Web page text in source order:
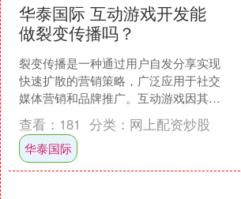
华泰国际 互动游戏开发能
做裂变传播吗？
裂变传播是一种通过用户自发分享实现
快速扩散的营销策略，广泛应用于社交
媒体营销和品牌推广。互动游戏因其趣
味性、参与感和社交属性，成为实现裂
变传播的理想工具。本文将....
查看： 181 分类： 网上配资炒股
华泰国际